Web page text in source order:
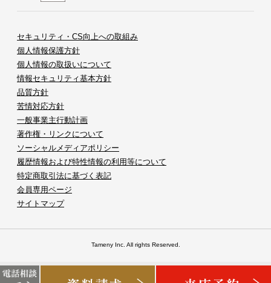
セキュリティ・CS向上への取組み
個人情報保護方針
個人情報の取扱いについて
情報セキュリティ基本方針
品質方針
苦情対応方針
一般事業主行動計画
著作権・リンクについて
ソーシャルメディアポリシー
履歴情報および特性情報の利用等について
特定商取引法に基づく表記
会員専用ページ
サイトマップ
Tameny Inc. All rights Reserved.